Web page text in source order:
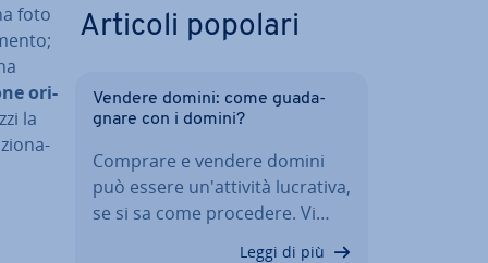
foto
ori­
la
Articoli popolari
Vendere domini: come gua­da­
gna­re con i domini?
Comprare e vendere domini
può essere un'at­ti­vi­tà lucrativa,
se si sa come procedere. Vi…
Leggi di più